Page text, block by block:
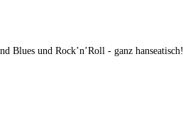
Blues und Rock’n’Roll - ganz hanseatisch!